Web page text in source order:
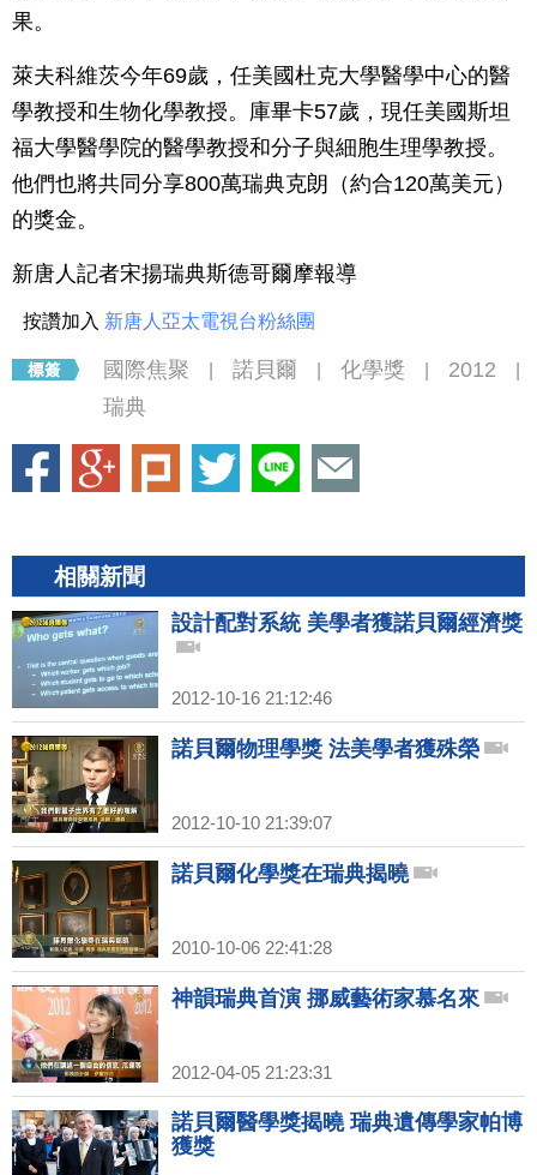
果。
萊夫科維茨今年69歲，任美國杜克大學醫學中心的醫
學教授和生物化學教授。庫畢卡57歲，現任美國斯坦
福大學醫學院的醫學教授和分子與細胞生理學教授。
他們也將共同分享800萬瑞典克朗（約合120萬美元）
的獎金。
新唐人記者宋揚瑞典斯德哥爾摩報導
按讚加入 新唐人亞太電視台粉絲團
國際焦聚 諾貝爾 化學獎 2012
瑞典
相關新聞
設計配對系統 美學者獲諾貝爾經濟獎
2012-10-16 21:12:46
諾貝爾物理學獎 法美學者獲殊榮
2012-10-10 21:39:07
諾貝爾化學獎在瑞典揭曉
2010-10-06 22:41:28
神韻瑞典首演 挪威藝術家慕名來
2012-04-05 21:23:31
諾貝爾醫學獎揭曉 瑞典遺傳學家帕博
獲獎